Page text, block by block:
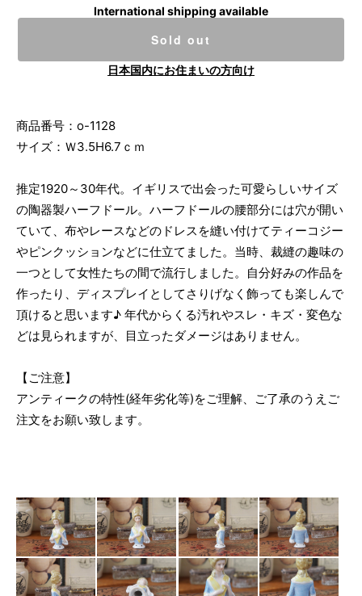
International shipping available
Sold out
日本国内にお住まいの方向け
商品番号：o-1128
サイズ：Ｗ3.5H6.7ｃｍ
推定1920～30年代。イギリスで出会った可愛らしいサイズ
の陶器製ハーフドール。ハーフドールの腰部分には穴が開い
ていて、布やレースなどのドレスを縫い付けてティーコジー
やピンクッションなどに仕立てました。当時、裁縫の趣味の
一つとして女性たちの間で流行しました。自分好みの作品を
作ったり、ディスプレイとしてさりげなく飾っても楽しんで
頂けると思います♪ 年代からくる汚れやスレ・キズ・変色な
どは見られますが、目立ったダメージはありません。
【ご注意】
アンティークの特性(経年劣化等)をご理解、ご了承のうえご
注文をお願い致します。